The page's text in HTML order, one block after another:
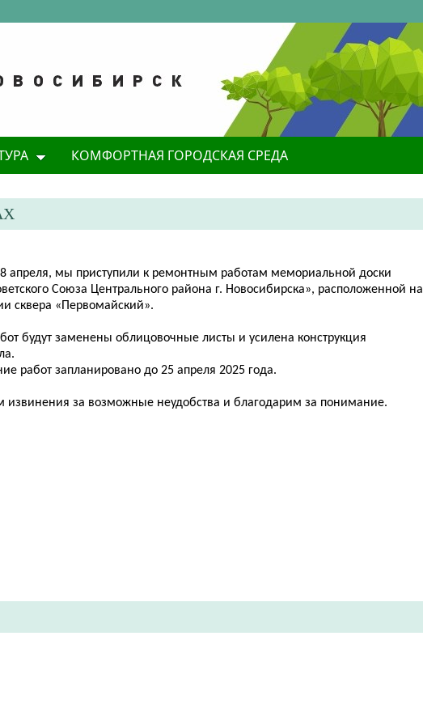
КОМФОРТНАЯ ГОРОДСКАЯ СРЕДА
апреля, мы приступили к ремонтным работам мемориальной доски
Союза Центрального района г. Новосибирска», расположенной на
сквера «Первомайский».
будут заменены облицовочные листы и усилена конструкция
работ запланировано до 25 апреля 2025 года.
извинения за возможные неудобства и благодарим за понимание.